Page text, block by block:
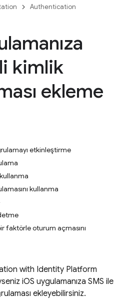
Authentication
kimlik
ekleme
etkinleştirme
kullanma
faktörle oturum açmasını
with Identity Platform
iOS uygulamanıza SMS ile
ekleyebilirsiniz.